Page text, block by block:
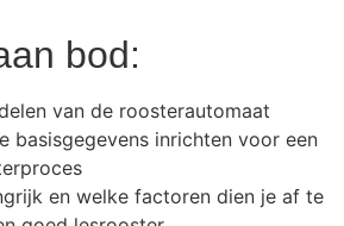
bod:
van de roosterautomaat
basisgegevens inrichten voor een
en welke factoren dien je af te